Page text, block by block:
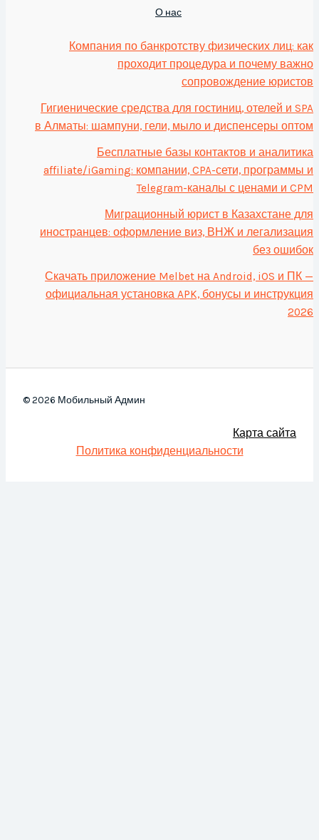
О нас
Компания по банкротству физических лиц: как
проходит процедура и почему важно
сопровождение юристов
Гигиенические средства для гостиниц, отелей и SPA
в Алматы: шампуни, гели, мыло и диспенсеры оптом
Бесплатные базы контактов и аналитика
affiliate/iGaming: компании, CPA-сети, программы и
Telegram-каналы с ценами и CPM
Миграционный юрист в Казахстане для
иностранцев: оформление виз, ВНЖ и легализация
без ошибок
Скачать приложение Melbet на Android, iOS и ПК —
официальная установка APK, бонусы и инструкция
2026
© 2026 Мобильный Админ
Карта сайта
Политика конфиденциальности